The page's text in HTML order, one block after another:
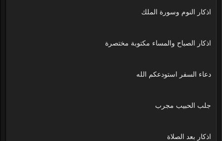
اذكار النوم وسورة الملك
اذكار الصباح والمساء مكتوبة مختصرة
دعاء السفر استودعكم الله
جلب الحبيب مجرب
اذكار بعد الصلاة